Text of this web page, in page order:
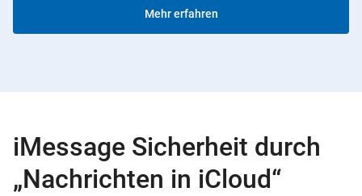
Mehr erfahren
iMessage Sicherheit durch
„Nachrichten in iCloud“